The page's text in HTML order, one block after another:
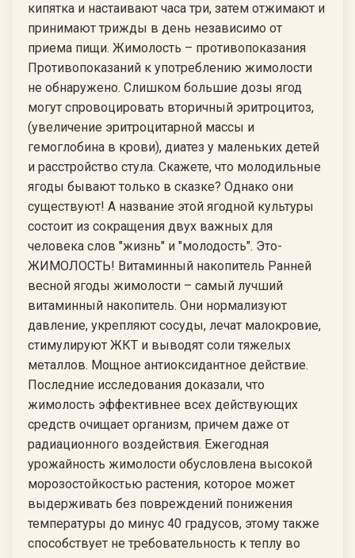
кипятка и настаивают часа три, затем отжимают и
принимают трижды в день независимо от
приема пищи. Жимолость – противопоказания
Противопоказаний к употреблению жимолости
не обнаружено. Слишком большие дозы ягод
могут спровоцировать вторичный эритроцитоз,
(увеличение эритроцитарной массы и
гемоглобина в крови), диатез у маленьких детей
и расстройство стула. Скажете, что молодильные
ягоды бывают только в сказке? Однако они
существуют! А название этой ягодной культуры
состоит из сокращения двух важных для
человека слов "жизнь" и "молодость". Это-
ЖИМОЛОСТЬ! Витаминный накопитель Ранней
весной ягоды жимолости – самый лучший
витаминный накопитель. Они нормализуют
давление, укрепляют сосуды, лечат малокровие,
стимулируют ЖКТ и выводят соли тяжелых
металлов. Мощное антиоксидантное действие.
Последние исследования доказали, что
жимолость эффективнее всех действующих
средств очищает организм, причем даже от
радиационного воздействия. Ежегодная
урожайность жимолости обусловлена высокой
морозостойкостью растения, которое может
выдерживать без повреждений понижения
температуры до минус 40 градусов, этому также
способствует не требовательность к теплу во